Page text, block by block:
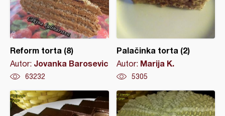
Reform torta (8)
Autor: Jovanka Barosevic
63232
Palačinka torta (2)
Autor: Marija K.
5305